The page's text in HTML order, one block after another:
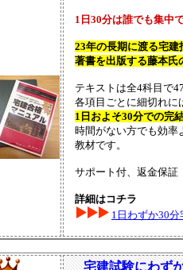
1日30分は誰でも集中
23年の長期に渡る宅建
著書を出版する藤本氏
テキストは全4科目で
各項目ごとに細切れに
1日およそ30分での完
時間がない方でも効率
教材です。
サポート付、返金保証
詳細はコチラ
1日わずか30
宅建試験にわず